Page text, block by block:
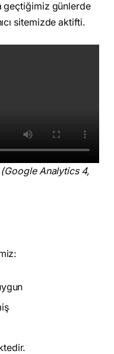
geçtiğimiz günlerde
sitemizde aktifti.
(Google Analytics 4,